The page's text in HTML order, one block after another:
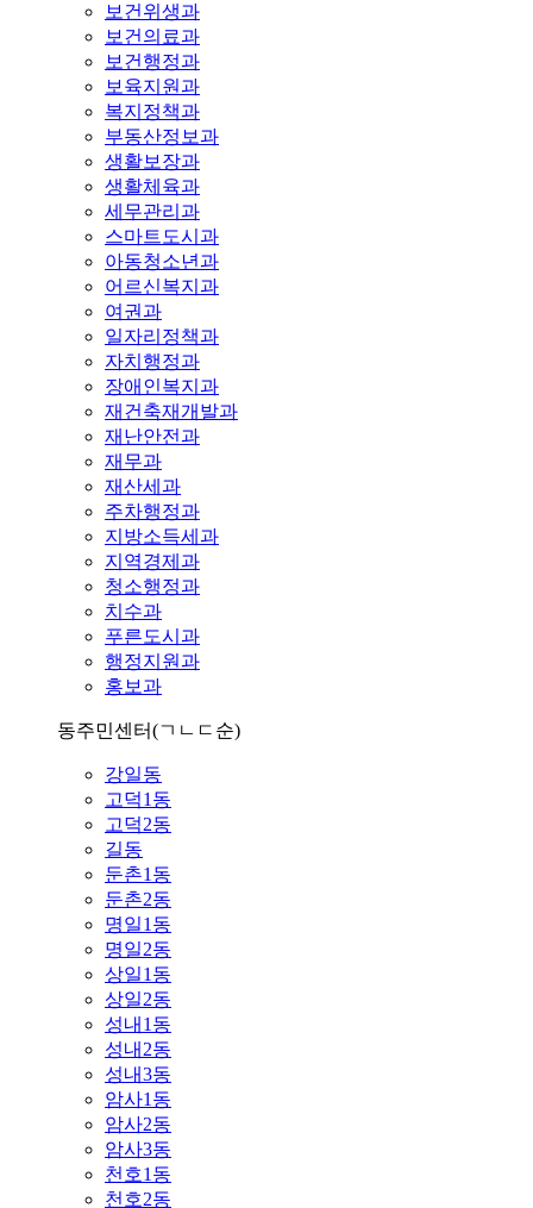
보건위생과
보건의료과
보건행정과
보육지원과
복지정책과
부동산정보과
생활보장과
생활체육과
세무관리과
스마트도시과
아동청소년과
어르신복지과
여권과
일자리정책과
자치행정과
장애인복지과
재건축재개발과
재난안전과
재무과
재산세과
주차행정과
지방소득세과
지역경제과
청소행정과
치수과
푸른도시과
행정지원과
홍보과
동주민센터(ㄱㄴㄷ순)
강일동
고덕1동
고덕2동
길동
둔촌1동
둔촌2동
명일1동
명일2동
상일1동
상일2동
성내1동
성내2동
성내3동
암사1동
암사2동
암사3동
천호1동
천호2동